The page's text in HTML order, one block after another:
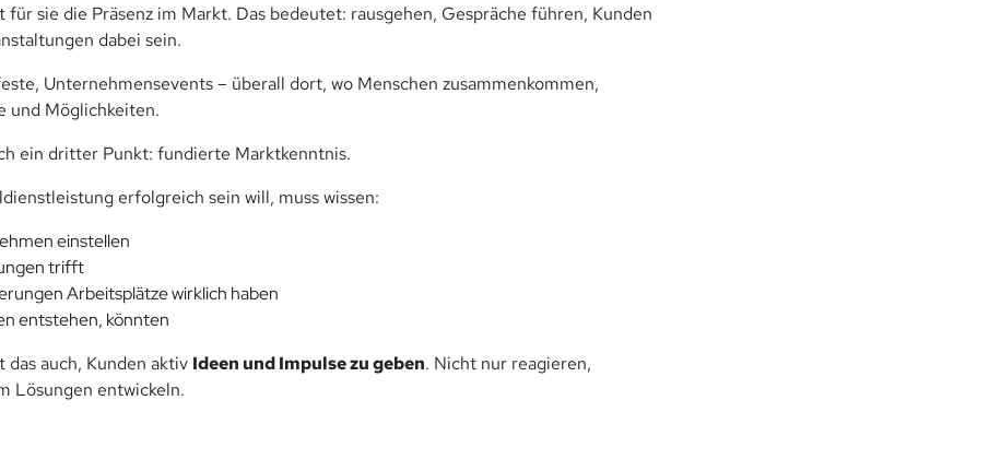
für sie die Präsenz im Markt. Das bedeutet: rausgehen, Gespräche führen, Kunden
dabei sein.
Unternehmensevents – überall dort, wo Menschen zusammenkommen,
und Möglichkeiten.
ein dritter Punkt: fundierte Marktkenntnis.
erfolgreich sein will, muss wissen:
einstellen
trifft
Arbeitsplätze wirklich haben
entstehen, könnten
auch, Kunden aktiv Ideen und Impulse zu geben. Nicht nur reagieren,
Lösungen entwickeln.